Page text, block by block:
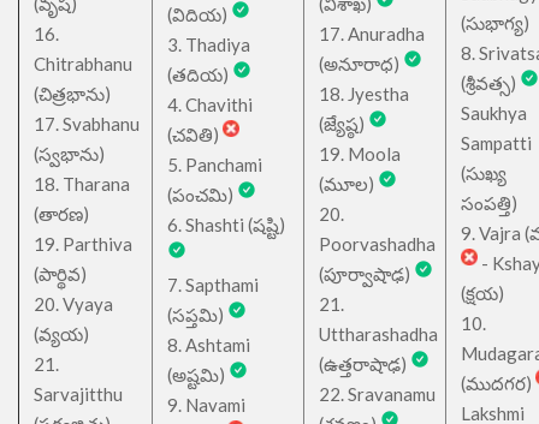
16.
Chitrabhanu
(చిత్రభాను)
17. Svabhanu
(స్వభాను)
18. Tharana
(తారణ)
19. Parthiva
(పార్థివ)
20. Vyaya
(వ్యయ)
21.
Sarvajitthu
(విదియ)
3. Thadiya
(తదియ)
4. Chavithi
(చవితి)
5. Panchami
(పంచమి)
6. Shashti (షష్టి)
7. Sapthami
(సప్తమి)
8. Ashtami
(అష్టమి)
9. Navami
17. Anuradha
(అనూరాధ)
18. Jyestha
(జ్యేష్ఠ)
19. Moola
(మూల)
20.
Poorvashadha
(పూర్వాషాఢ)
21.
Uttharashadha
(ఉత్తరాషాఢ)
22. Sravanamu
(సుభాగ్య)
8.
(శ్రీవత్స)
Saukhya
Sampatti
(సుఖ్య
సంపత్తి)
9. Vajra
-
(క్షయ)
10.
(ముదగర)
Lakshmi